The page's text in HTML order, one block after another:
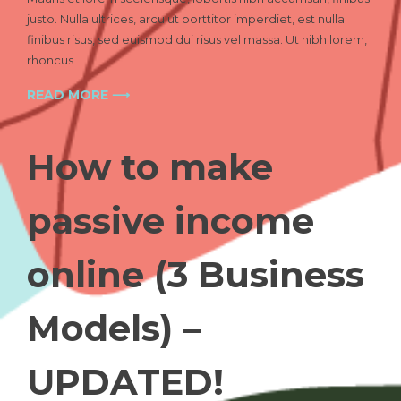
steps
you
publish
justo. Nulla ultrices, arcu ut porttitor imperdiet, est nulla
finibus risus, sed euismod dui risus vel massa. Ut nibh lorem,
rhoncus
READ MORE ⟶
How to make
passive income
online (3 Business
Models) –
UPDATED!